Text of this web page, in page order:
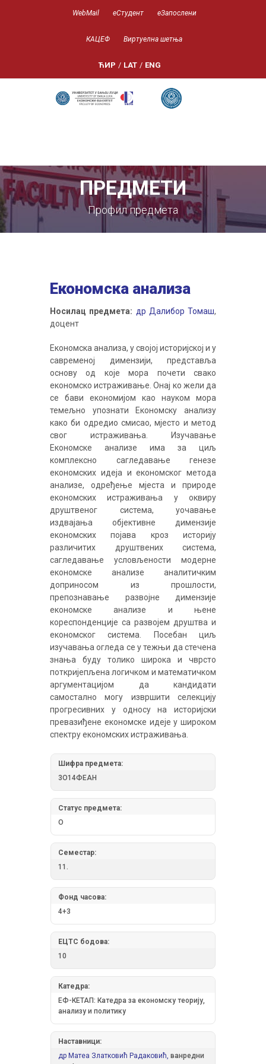
WebMail еСтудент еЗапослени
КАЦЕФ Виртуелна шетња
ЋИР / LAT / ENG
ПРЕДМЕТИ
Профил предмета
Економска анализа
Носилац предмета: др Далибор Томаш,
доцент
Економска анализа, у својој историјској и у
савременој димензији, представља
основу од које мора почети свако
економско истраживање. Онај ко жели да
се бави економијом као науком мора
темељно упознати Економску анализу
како би одредио смисао, мјесто и метод
свог истраживања. Изучавање
Економске анализе има за циљ
комплексно сагледавање генезе
економских идеја и економског метода
анализе, одређење мјеста и природе
економских истраживања у оквиру
друштвеног система, уочавање
издвајања објективне димензије
економских појава кроз историју
различитих друштвених система,
сагледавање условљености модерне
економске анализе аналитичким
доприносом из прошлости,
препознавање развојне димензије
економске анализе и њене
кореспонденције са развојем друштва и
економског система. Посебан циљ
изучавања огледа се у тежњи да стечена
знања буду толико широка и чврсто
поткријепљена логичком и математичком
аргументацијом да кандидати
самостално могу извршити селекцију
прогресивних у односу на историјски
превазиђене економске идеје у широком
спектру економских истраживања.
Шифра предмета:
3О14ФЕАН
Статус предмета:
О
Семестар:
11.
Фонд часова:
4+3
ЕЦТС бодова:
10
Катедра:
ЕФ-КЕТАП: Катедра за економску теорију,
анализу и политику
Наставници:
др Матеа Златковић Радаковић, ванредни